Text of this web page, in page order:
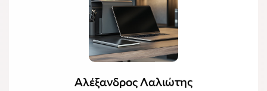
Αλέξανδρος Λαλιώτης